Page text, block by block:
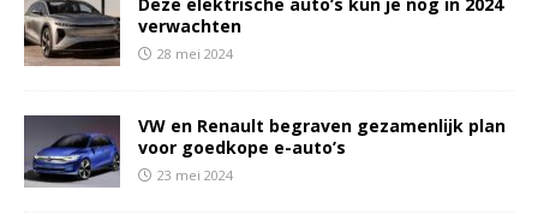
verwachten
28 mei 2024
VW en Renault begraven gezamenlijk plan
voor goedkope e-auto’s
23 mei 2024